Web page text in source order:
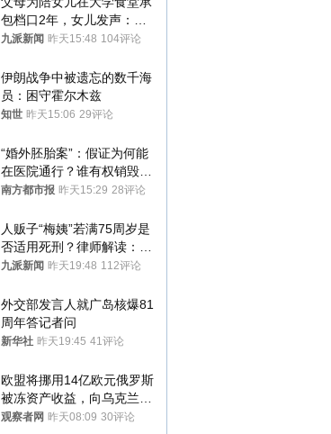
包档口2年，女儿发声：初
衷是为了陪伴，毕业后将不
九派新闻 昨天15:48 104评论
伊朗战争中被遗忘的数千海
员：困守霍尔木兹
知世 昨天15:06 29评论
“婚外胚胎案”：假证为何能
在医院通行？谁有权销毁胚
胎？
南方都市报 昨天15:29 28评论
人贩子“梅姨”若满75周岁是
否适用死刑？律师解读：很
大概率不会被判处死刑
九派新闻 昨天19:48 112评论
外交部发言人就广岛核爆81
周年答记者问
新华社 昨天19:45 41评论
欧盟将挪用14亿欧元俄罗斯
被冻资产收益，向乌克兰提
供援助
观察者网 昨天08:09 30评论